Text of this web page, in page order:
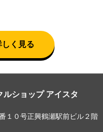
く見る
ルショップ アイスタ
１０号正興鶴瀬駅前ビル２階